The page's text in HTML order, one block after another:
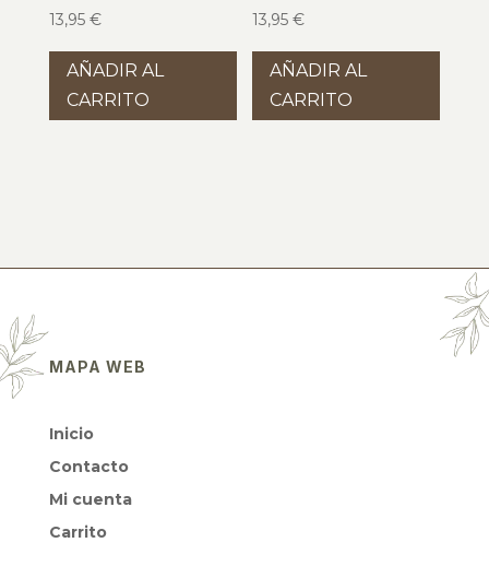
13,95 €
AÑADIR AL
CARRITO
13,95€
AÑADIR AL
CARRITO
MAPA WEB
Inicio
Contacto
Mi cuenta
Carrito